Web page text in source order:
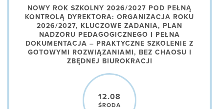
NOWY ROK SZKOLNY 2026/2027 POD PEŁNĄ
KONTROLĄ DYREKTORA: ORGANIZACJA ROKU
2026/2027, KLUCZOWE ZADANIA, PLAN
NADZORU PEDAGOGICZNEGO I PEŁNA
DOKUMENTACJA – PRAKTYCZNE SZKOLENIE Z
GOTOWYMI ROZWIĄZANIAMI, BEZ CHAOSU I
ZBĘDNEJ BIUROKRACJI
12.08
ŚRODA